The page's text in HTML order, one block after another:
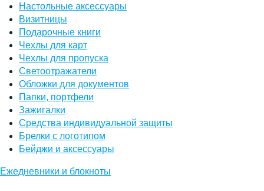
Настольные аксессуары
Визитницы
Подарочные книги
Чехлы для карт
Чехлы для пропуска
Светоотражатели
Обложки для документов
Папки, портфели
Зажигалки
Средства индивидуальной защиты
Брелки с логотипом
Бейджи и аксессуары
Ежедневники и блокноты